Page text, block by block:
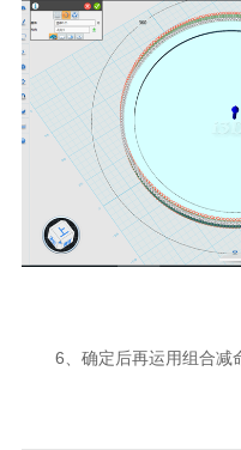
6、确定后再运用组合减